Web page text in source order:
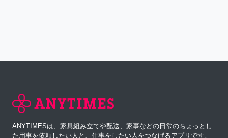
ANYTIMESは、家具組み立てや配送、家事などの日常のちょっとし
た用事を依頼したい人と、仕事をしたい人をつなげるアプリです。